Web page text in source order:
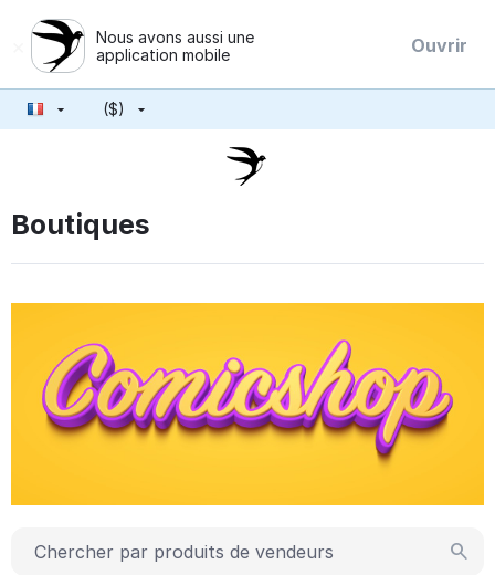
Nous avons aussi une
application mobile
Ouvrir
($)
Boutiques